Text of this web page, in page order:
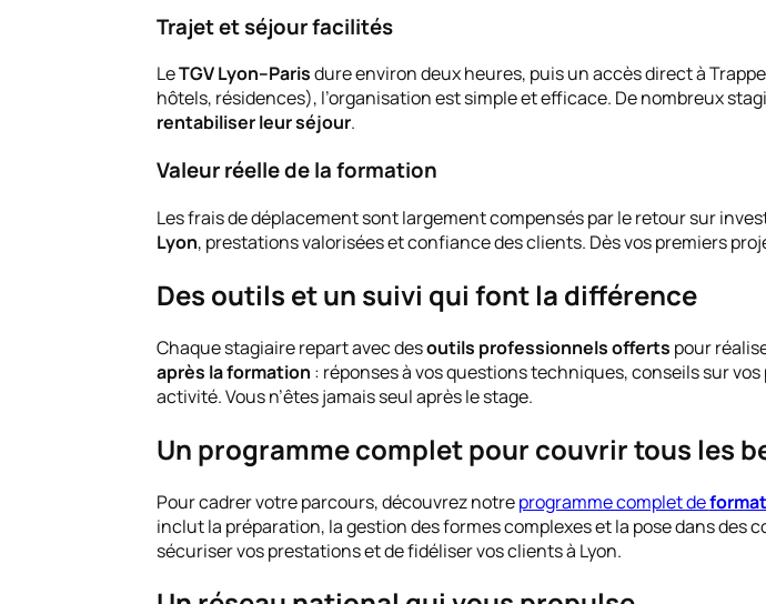
Trajet et séjour facilités
LeTGV Lyon–Parisdure environ deux heures, puis un accès direct à
hôtels, résidences), l’organisation est simple et efficace. De nombreux
rentabiliser leur séjour.
Valeur réelle de la formation
Les frais de déplacement sont largement compensés par le retour sur
Lyon, prestations valorisées et confiance des clients. Dès vos premiers
Des outils et un suivi qui font la différence
Chaque stagiaire repart avec desoutils professionnels offerts pour
après la formation : réponses à vos questions techniques, conseils sur
activité. Vous n’êtes jamais seul après le stage.
Un programme complet pour couvrir tous les
Pour cadrer votre parcours, découvrez notreprogramme complet de
inclut la préparation, la gestion des formes complexes et la pose dans des
sécuriser vos prestations et de fidéliser vos clients à Lyon.